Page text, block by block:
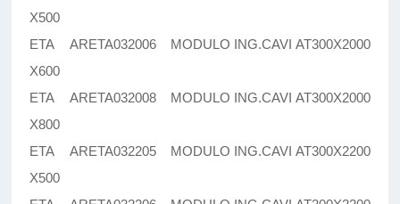
X500
ETA ARETA032006 MODULO ING.CAVI AT300X2000
X600
ETA ARETA032008 MODULO ING.CAVI AT300X2000
X800
ETA ARETA032205 MODULO ING.CAVI AT300X2200
X500